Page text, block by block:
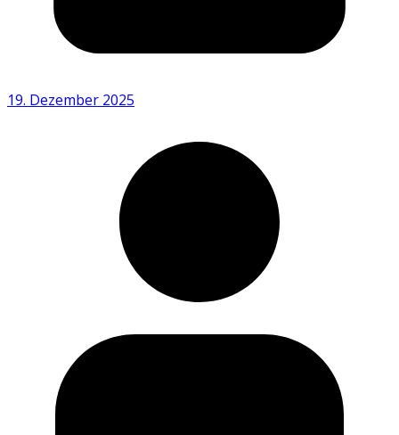
19. Dezember 2025